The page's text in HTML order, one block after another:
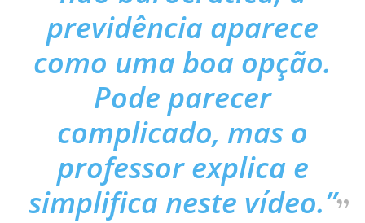
previdência aparece
como uma boa opção.
Pode parecer
complicado, mas o
professor explica e
simplifica neste vídeo.”